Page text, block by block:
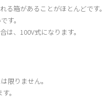
箱があることがほとんどです。
す。
、100V式になります。
限りません。
。